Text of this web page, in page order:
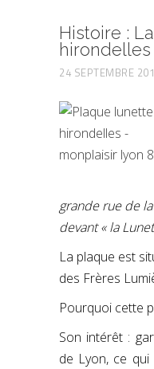
Histoire :
hirondelles
24 SEPTEMBRE
grande rue de
devant « la
La plaque est
des Frères
Pourquoi cette
Son intérêt :
de Lyon, ce qui